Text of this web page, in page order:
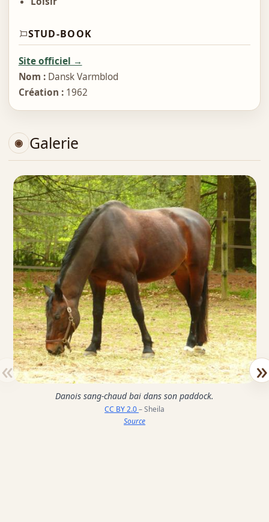
STUD-BOOK
Site officiel →
Nom :Dansk Varmblod
Création :1962
Galerie
Danois sang-chaud bai dans son paddock.
CC BY 2.0– Sheila
Source
« »